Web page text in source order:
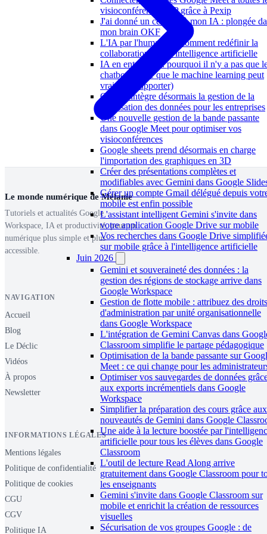
visioconférences SIP grâce à Pexip
J'ai donné un cerveau à mon IA : plongée
mon brain OKF
L'IA par l'humain ou comment redéfinir la
collaboration avec l'intelligence artificielle
IA en entreprise : pourquoi il n'y a pas que
chatbots (et ce que le machine learning peut
vraiment t'apporter)
Gemini intègre désormais la gestion de la
localisation des données pour les entreprises
Une nouvelle gestion de la bande passante
dans Google Meet pour optimiser vos
visioconférences
Google sheets prend désormais en charge
l'importation des graphiques en 3D
Créer des présentations complètes et
modifiables avec Gemini dans Google
Gérer un compte Gmail délégué depuis
mobile est enfin possible
L'assistant intelligent Gemini s'invite dans
votre application Google Drive sur mobile
Vos recherches dans Google Drive
sur mobile grâce à l'intelligence artificielle
Juin 2026
Gemini et souveraineté des données : la
gestion des régions de stockage arrive dans
Google Workspace
Gestion de flotte mobile : attribuez des droits
d'administration par unité organisationnelle
dans Google Workspace
L'intégration de Gemini Canvas dans
Classroom simplifie le partage pédagogique
Optimisation de la bande passante sur
Meet : ce qui change pour les
Optimiser vos sauvegardes de données
aux exports incrémentiels dans Google
Workspace
Simplifier la préparation des cours grâce aux
nouveautés de Gemini dans Google
Une aide à la lecture boostée par
artificielle pour tous les élèves dans Google
Classroom
L'outil de lecture Read Along arrive
gratuitement dans Google Classroom pour
les enseignants
Gemini s'invite dans Google Classroom sur
mobile et enrichit la création de ressources
visuelles
Sécurisation de vos groupes Google : de
Le monde numérique de Mélanie
Tutoriels et actualités Google
Workspace, IA et productivité, pour un
numérique plus simple et plus
accessible.
NAVIGATION
Accueil
Blog
Le Déclic
Vidéos
À propos
Newsletter
INFORMATIONS LÉGALES
Mentions légales
Politique de confidentialité
Politique de cookies
CGU
CGV
Politique IA